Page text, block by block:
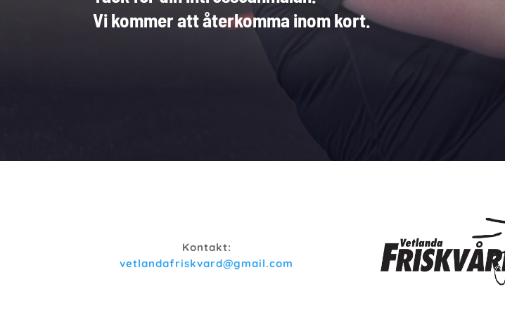
Vi kommer att återkomma inom kort.
Kontakt:
vetlandafriskvard@gmail.com